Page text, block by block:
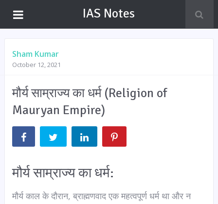
IAS Notes
Sham Kumar
October 12, 2021
मौर्य साम्राज्य का धर्म (Religion of
Mauryan Empire)
मौर्य साम्राज्य का धर्म:
मौर्य काल के दौरान, ब्राह्मणवाद एक महत्वपूर्ण धर्म था और न